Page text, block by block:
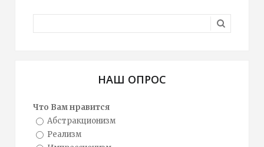
НАШ ОПРОС
Что Вам нравится
Абстракционизм
Реализм